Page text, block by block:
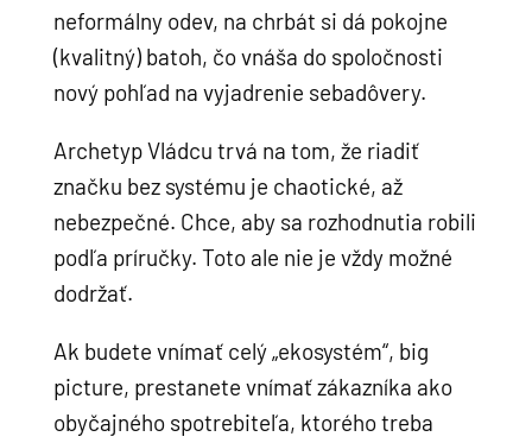
neformálny odev, na chrbát si dá pokojne
(kvalitný) batoh, čo vnáša do spoločnosti
nový pohľad na vyjadrenie sebadôvery.
Archetyp Vládcu trvá na tom, že riadiť
značku bez systému je chaotické, až
nebezpečné. Chce, aby sa rozhodnutia robili
podľa príručky. Toto ale nie je vždy možné
dodržať.
Ak budete vnímať celý „ekosystém“, big
picture, prestanete vnímať zákazníka ako
obyčajného spotrebiteľa, ktorého treba